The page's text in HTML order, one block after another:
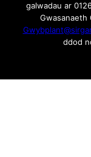
unrhyw
Am
galwadau ar
Gwasanaeth
ddod